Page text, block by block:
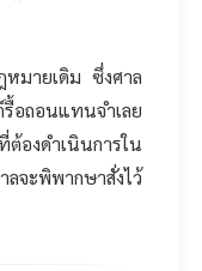
มายเดิม ซึ่งศาล
อถอนแทนจำเลย
ต้องดำเนินการใน
จะพิพากษาสั่งไว้